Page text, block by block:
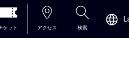
ケット アクセス 検索